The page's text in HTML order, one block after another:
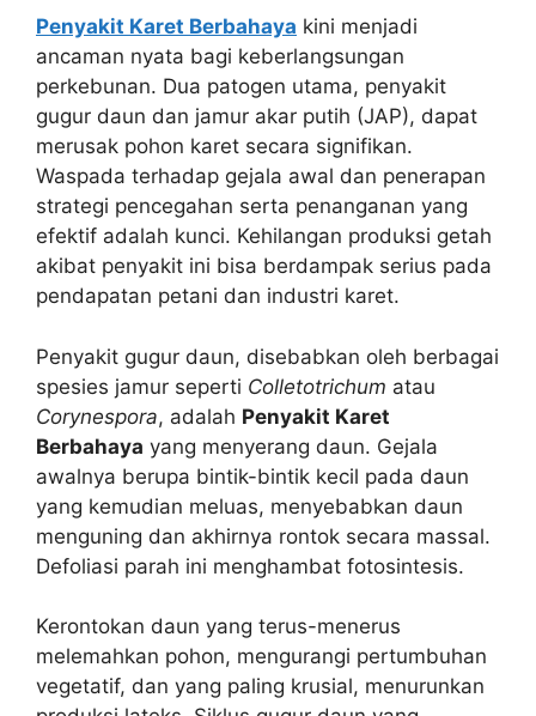
Penyakit Karet Berbahaya kini menjadi
ancaman nyata bagi keberlangsungan
perkebunan. Dua patogen utama, penyakit
gugur daun dan jamur akar putih (JAP), dapat
merusak pohon karet secara signifikan.
Waspada terhadap gejala awal dan penerapan
strategi pencegahan serta penanganan yang
efektif adalah kunci. Kehilangan produksi getah
akibat penyakit ini bisa berdampak serius pada
pendapatan petani dan industri karet.
Penyakit gugur daun, disebabkan oleh berbagai
spesies jamur seperti Colletotrichum atau
Corynespora, adalah Penyakit Karet
Berbahaya yang menyerang daun. Gejala
awalnya berupa bintik-bintik kecil pada daun
yang kemudian meluas, menyebabkan daun
menguning dan akhirnya rontok secara massal.
Defoliasi parah ini menghambat fotosintesis.
Kerontokan daun yang terus-menerus
melemahkan pohon, mengurangi pertumbuhan
vegetatif, dan yang paling krusial, menurunkan